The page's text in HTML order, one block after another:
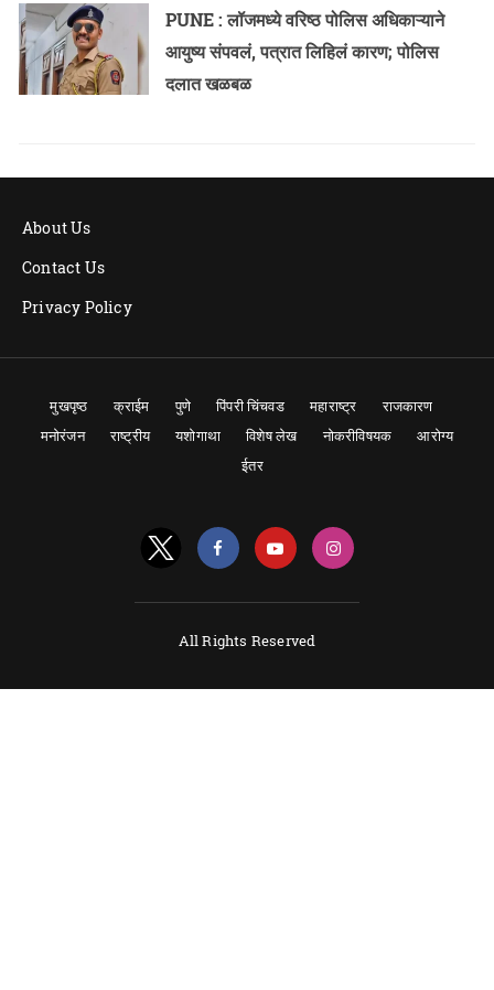
PUNE : लॉजमध्ये वरिष्ठ पोलिस अधिकाऱ्याने
आयुष्य संपवलं, पत्रात लिहिलं कारण; पोलिस
दलात खळबळ
About Us
Contact Us
Privacy Policy
मुखपृष्ठ क्राईम पुणे पिंपरी चिंचवड महाराष्ट्र
राजकारण
मनोरंजन
राष्ट्रीय यशोगाथा विशेष लेख नोकरीविषयक
आरोग्य
ईतर
All Rights Reserved